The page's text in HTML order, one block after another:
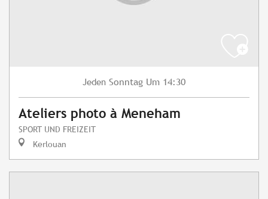
Jeden Sonntag Um 14:30
Ateliers photo à Meneham
SPORT UND FREIZEIT
Kerlouan